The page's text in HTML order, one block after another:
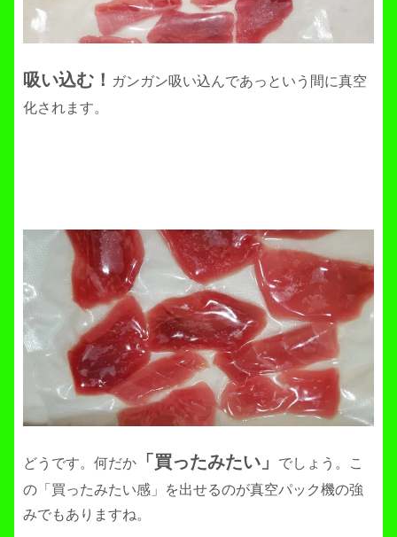
吸い込む！ ガンガン吸い込んであっという間に真空
化されます。
どうです。何だか 「買ったみたい」
でしょう。こ
の「買ったみたい感」を出せるのが真空パック機の強
みでもありますね。